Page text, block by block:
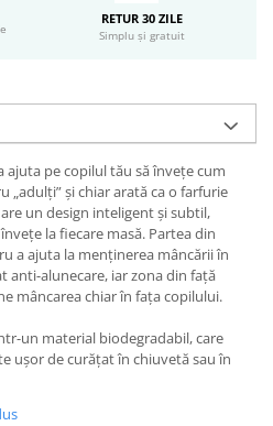
RETUR 30 ZILE
Simplu și gratuit
ajuta pe copilul tău să învețe cum
„adulți” și chiar arată ca o farfurie
un design inteligent și subtil,
la fiecare masă. Partea din
a ajuta la menținerea mâncării în
anti-alunecare, iar zona din față
mâncarea chiar în fața copilului.
un material biodegradabil, care
ușor de curățat în chiuvetă sau în